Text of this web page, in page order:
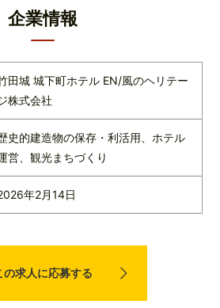
企業情報
⽥城 城下町ホテル EN/風のヘリテー
株式会社
史的建造物の保存・利活用、ホテル
営、観光まちづくり
年2月14日
の求人に応募する